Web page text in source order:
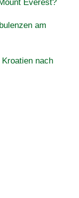
Everest?
am
nach